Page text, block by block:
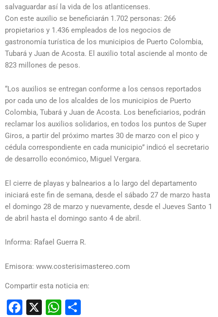
salvaguardar así la vida de los atlanticenses.
Con este auxilio se beneficiarán 1.702 personas: 266
propietarios y 1.436 empleados de los negocios de
gastronomía turística de los municipios de Puerto Colombia,
Tubará y Juan de Acosta. El auxilio total asciende al monto de
823 millones de pesos.
“Los auxilios se entregan conforme a los censos reportados
por cada uno de los alcaldes de los municipios de Puerto
Colombia, Tubará y Juan de Acosta. Los beneficiarios, podrán
reclamar los auxilios solidarios, en todos los puntos de Super
Giros, a partir del próximo martes 30 de marzo con el pico y
cédula correspondiente en cada municipio” indicó el secretario
de desarrollo económico, Miguel Vergara.
El cierre de playas y balnearios a lo largo del departamento
iniciará este fin de semana, desde el sábado 27 de marzo hasta
el domingo 28 de marzo y nuevamente, desde el Jueves Santo 1
de abril hasta el domingo santo 4 de abril.
Informa: Rafael Guerra R.
Emisora: www.costerisimastereo.com
Compartir esta noticia en:
Facebook
X WhatsApp